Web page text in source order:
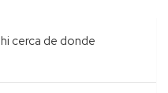
cerca de donde